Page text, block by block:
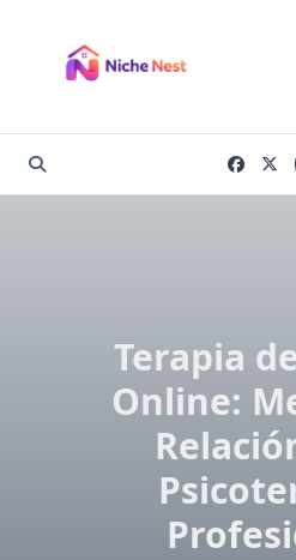
content
Terapia
Online: